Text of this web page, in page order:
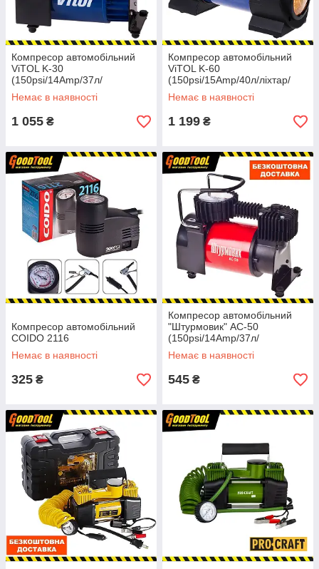
Компресор автомобільний
ViTOL K-30
(150psi/14Amp/37л/
прикурювач)
Немає в наявності
1 055 ₴
Компресор автомобільний
ViTOL K-60
(150psi/15Amp/40л/лiхтар/
прикурювач)
Немає в наявності
1 199 ₴
Компресор автомобільний
COIDO 2116
Немає в наявності
325 ₴
Компресор автомобільний
"Штурмовик" АС-50
(150psi/14Amp/37л/
прикурювач)
Немає в наявності
545 ₴